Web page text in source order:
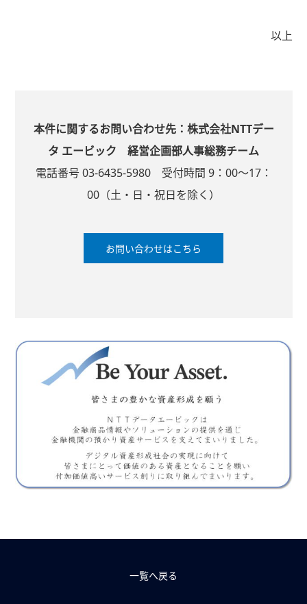
以上
本件に関するお問い合わせ先：株式会社NTTデー
タ エービック 経営企画部人事総務チーム
電話番号 03-6435-5980 受付時間 9：00～17：
00（土・日・祝日を除く）
お問い合わせはこちら
一覧へ戻る